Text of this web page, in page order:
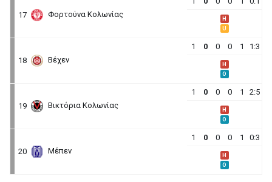
17 Φορτούνα Κολωνίας
H
U
18 Βέχεν
1 0 0 0 1 1:3
H
O
19 Βικτόρια Κολωνίας
1 0 0 0 1 2:5
H
O
20 Μέπεν
1 0 0 0 1 0:3
H
O